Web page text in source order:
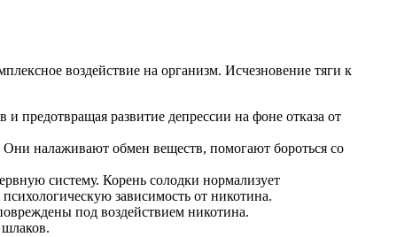
воздействие на организм. Исчезновение тяги к
предотвращая развитие депрессии на фоне отказа от
налаживают обмен веществ, помогают бороться со
систему. Корень солодки нормализует
зависимость от никотина.
под воздействием никотина.